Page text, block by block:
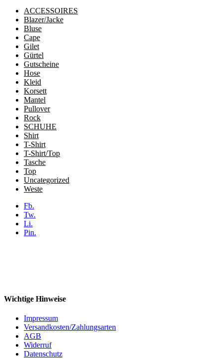
ACCESSOIRES
Blazer/Jacke
Bluse
Cape
Gilet
Gürtel
Gutscheine
Hose
Kleid
Korsett
Mantel
Pullover
Rock
SCHUHE
Shirt
T-Shirt
T-Shirt/Top
Tasche
Top
Uncategorized
Weste
Fb.
Tw.
Li.
Pin.
Wichtige Hinweise
Impressum
Versandkosten/Zahlungsarten
AGB
Widerruf
Datenschutz